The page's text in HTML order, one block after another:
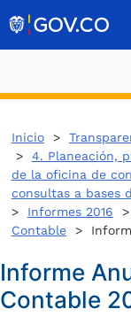
Inicio>
> 4. Planeación,
de la oficina de
consultas a bases
> Informes 2016 >
Contable> Informe
Informe
Contable